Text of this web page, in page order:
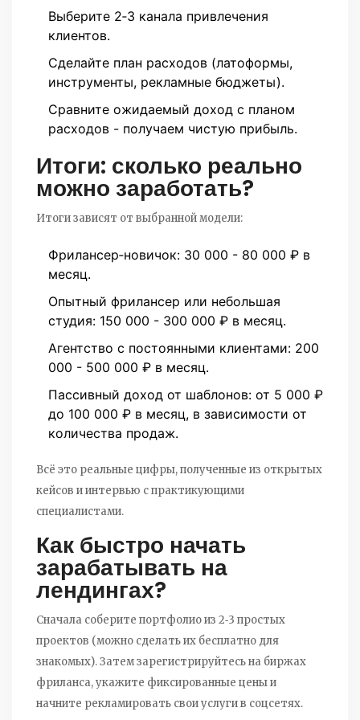
Выберите 2‑3 канала привлечения
клиентов.
Сделайте план расходов (латоформы,
инструменты, рекламные бюджеты).
Сравните ожидаемый доход с планом
расходов - получаем чистую прибыль.
Итоги: сколько реально
можно заработать?
Итоги зависят от выбранной модели:
Фрилансер‑новичок: 30 000 - 80 000 ₽ в
месяц.
Опытный фрилансер или небольшая
студия: 150 000 - 300 000 ₽ в месяц.
Агентство с постоянными клиентами: 200
000 - 500 000 ₽ в месяц.
Пассивный доход от шаблонов: от 5 000 ₽
до 100 000 ₽ в месяц, в зависимости от
количества продаж.
Всё это реальные цифры, полученные из открытых
кейсов и интервью с практикующими
специалистами.
Как быстро начать
зарабатывать на
лендингах?
Сначала соберите портфолио из 2‑3 простых
проектов (можно сделать их бесплатно для
знакомых). Затем зарегистрируйтесь на биржах
фриланса, укажите фиксированные цены и
начните рекламировать свои услуги в соцсетях.